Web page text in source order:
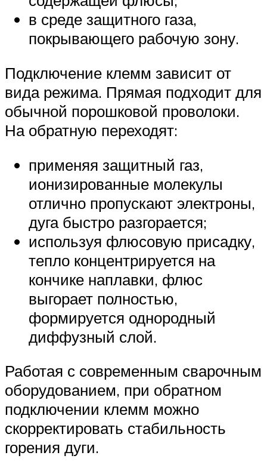
в среде защитного газа,
покрывающего рабочую зону.
Подключение клемм зависит от
вида режима. Прямая подходит для
обычной порошковой проволоки.
На обратную переходят:
применяя защитный газ,
ионизированные молекулы
отлично пропускают электроны,
дуга быстро разгорается;
используя флюсовую присадку,
тепло концентрируется на
кончике наплавки, флюс
выгорает полностью,
формируется однородный
диффузный слой.
Работая с современным сварочным
оборудованием, при обратном
подключении клемм можно
скорректировать стабильность
горения дуги.